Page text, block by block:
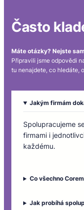
Často
Máte otázky? Nejste
Připravili jsme odpovědi
tu nenajdete, co hledáte,
Jakým firmám
Spolupracujeme
firmami i
každému.
Co všechno
Jak probíhá